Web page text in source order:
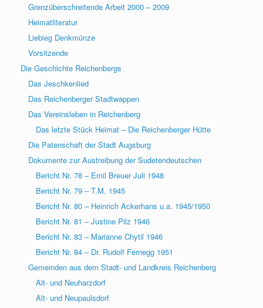
Grenzüberschreitende Arbeit 2000 – 2009
Heimatliteratur
Liebieg Denkmünze
Vorsitzende
Die Geschichte Reichenbergs
Das Jeschkenlied
Das Reichenberger Stadtwappen
Das Vereinsleben in Reichenberg
Das letzte Stück Heimat – Die Reichenberger Hütte
Die Patenschaft der Stadt Augsburg
Dokumente zur Austreibung der Sudetendeutschen
Bericht Nr. 78 – Emil Breuer Juli 1948
Bericht Nr. 79 – T.M. 1945
Bericht Nr. 80 – Heinrich Ackerhans u.a. 1945/1950
Bericht Nr. 81 – Justine Pilz 1946
Bericht Nr. 83 – Marianne Chytil 1946
Bericht Nr. 84 – Dr. Rudolf Fernegg 1951
Gemeinden aus dem Stadt- und Landkreis Reichenberg
Alt- und Neuharzdorf
Alt- und Neupaulsdorf